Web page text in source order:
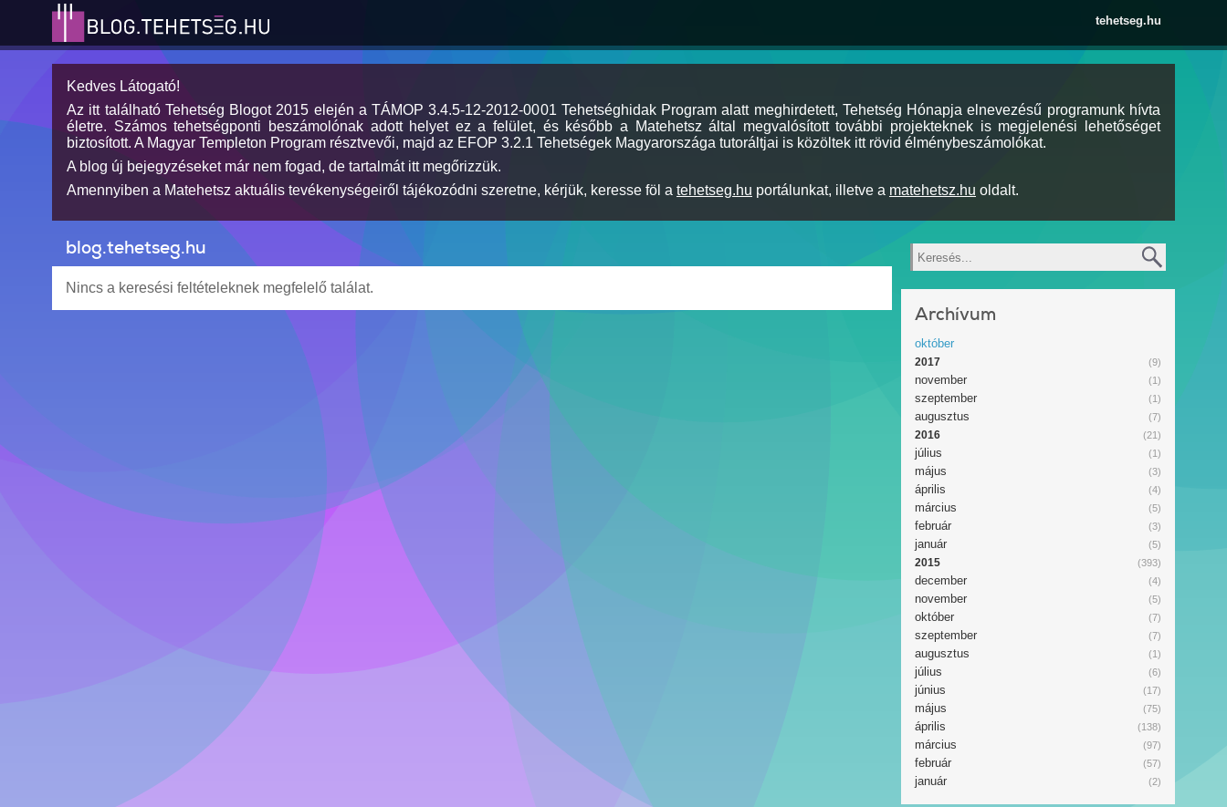
tehetseg.hu
Kedves Látogató!
Az itt található Tehetség Blogot 2015 elején a TÁMOP 3.4.5-12-2012-0001 Tehetséghidak Program alatt meghirdetett, Tehetség Hónapja elnevezésű programunk hívta
életre. Számos tehetségponti beszámolónak adott helyet ez a felület, és később a Matehetsz által megvalósított további projekteknek is megjelenési lehetőséget
biztosított. A Magyar Templeton Program résztvevői, majd az EFOP 3.2.1 Tehetségek Magyarországa tutoráltjai is közöltek itt rövid élménybeszámolókat.
A blog új bejegyzéseket már nem fogad, de tartalmát itt megőrizzük.
Amennyiben a Matehetsz aktuális tevékenységeiről tájékozódni szeretne, kérjük, keresse föl a tehetseg.hu portálunkat, illetve a matehetsz.hu oldalt.
blog.tehetseg.hu
Nincs a keresési feltételeknek megfelelő találat.
Keresés
Archívum
október
(9)
2017
(1)
november
(1)
szeptember
(7)
augusztus
(21)
2016
(1)
július
(3)
május
(4)
április
(5)
március
(3)
február
(5)
január
(393)
2015
(4)
december
(5)
november
(7)
október
(7)
szeptember
(1)
augusztus
(6)
július
(17)
június
(75)
május
(138)
április
(97)
március
(57)
február
(2)
január